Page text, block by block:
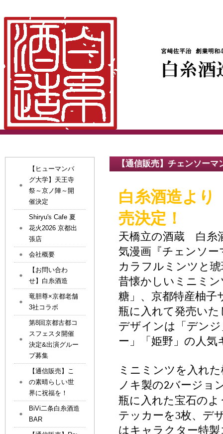
【通信販売】チェンソーマ
白糸酒造より
売決定！
天橋立の酒蔵 白糸
気漫画 『チェンソー
カラフルミンツと
昔懐かしいミニミ
糖」、京都特産柚
瓶に入れて発売い
デザインは「 デン
ー」「姫野」の人気
ミニミンツを入れ
ノキ製の2バージョ
瓶に入れた宝石の
テッカーを3枚、デ
はキャラクター特
【ヒューマンバ
グ大学】天王寺
祭～京ノ陣～開
催決定
Shiryu's Cafe 夏
花火2026 京都出
張店
会社概要
【お問い合わ
せ】白糸酒造
竜胆尊×京都老舗
3社コラボ
第8回京都古都コ
スフェスタ開催
決定&出演グルー
プ募集
【通信販売】こ
の素晴らしい世
界に祝福を！
BiVi二条白糸酒造
BAR